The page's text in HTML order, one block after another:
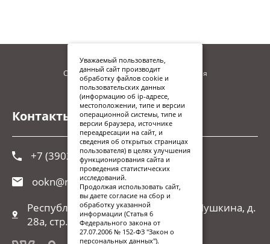
Сайт находится в процессе наполнения
Контакты
+7 (3902) 248-026
ookn@r-19.ru
Республика Хакасия, г. Абакан, ул.Пушкина, д.
28а, стр. 1
Уважаемый пользователь,
данный сайт производит
обработку файлов cookie и
пользовательских данных
(информацию об ip-адресе,
местоположении, типе и версии
операционной системы, типе и
версии браузера, источнике
переадресации на сайт, и
сведения об открытых страницах
пользователя) в целях улучшения
функционирования сайта и
проведения статистических
исследований.
Продолжая использовать сайт,
вы даете согласие на сбор и
обработку указанной
информации (Статья 6
Федерального закона от
27.07.2006 № 152-ФЗ "Закон о
персональных данных").